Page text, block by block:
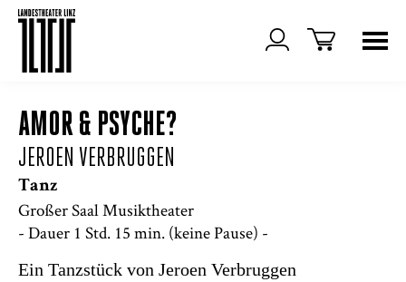
AMOR & PSYCHE?
JEROEN VERBRUGGEN
Tanz
Großer Saal Musiktheater
- Dauer 1 Std. 15 min. (keine Pause) -
Ein Tanzstück von Jeroen Verbruggen